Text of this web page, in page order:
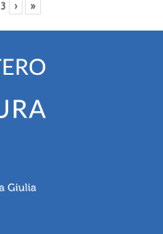
3 › »